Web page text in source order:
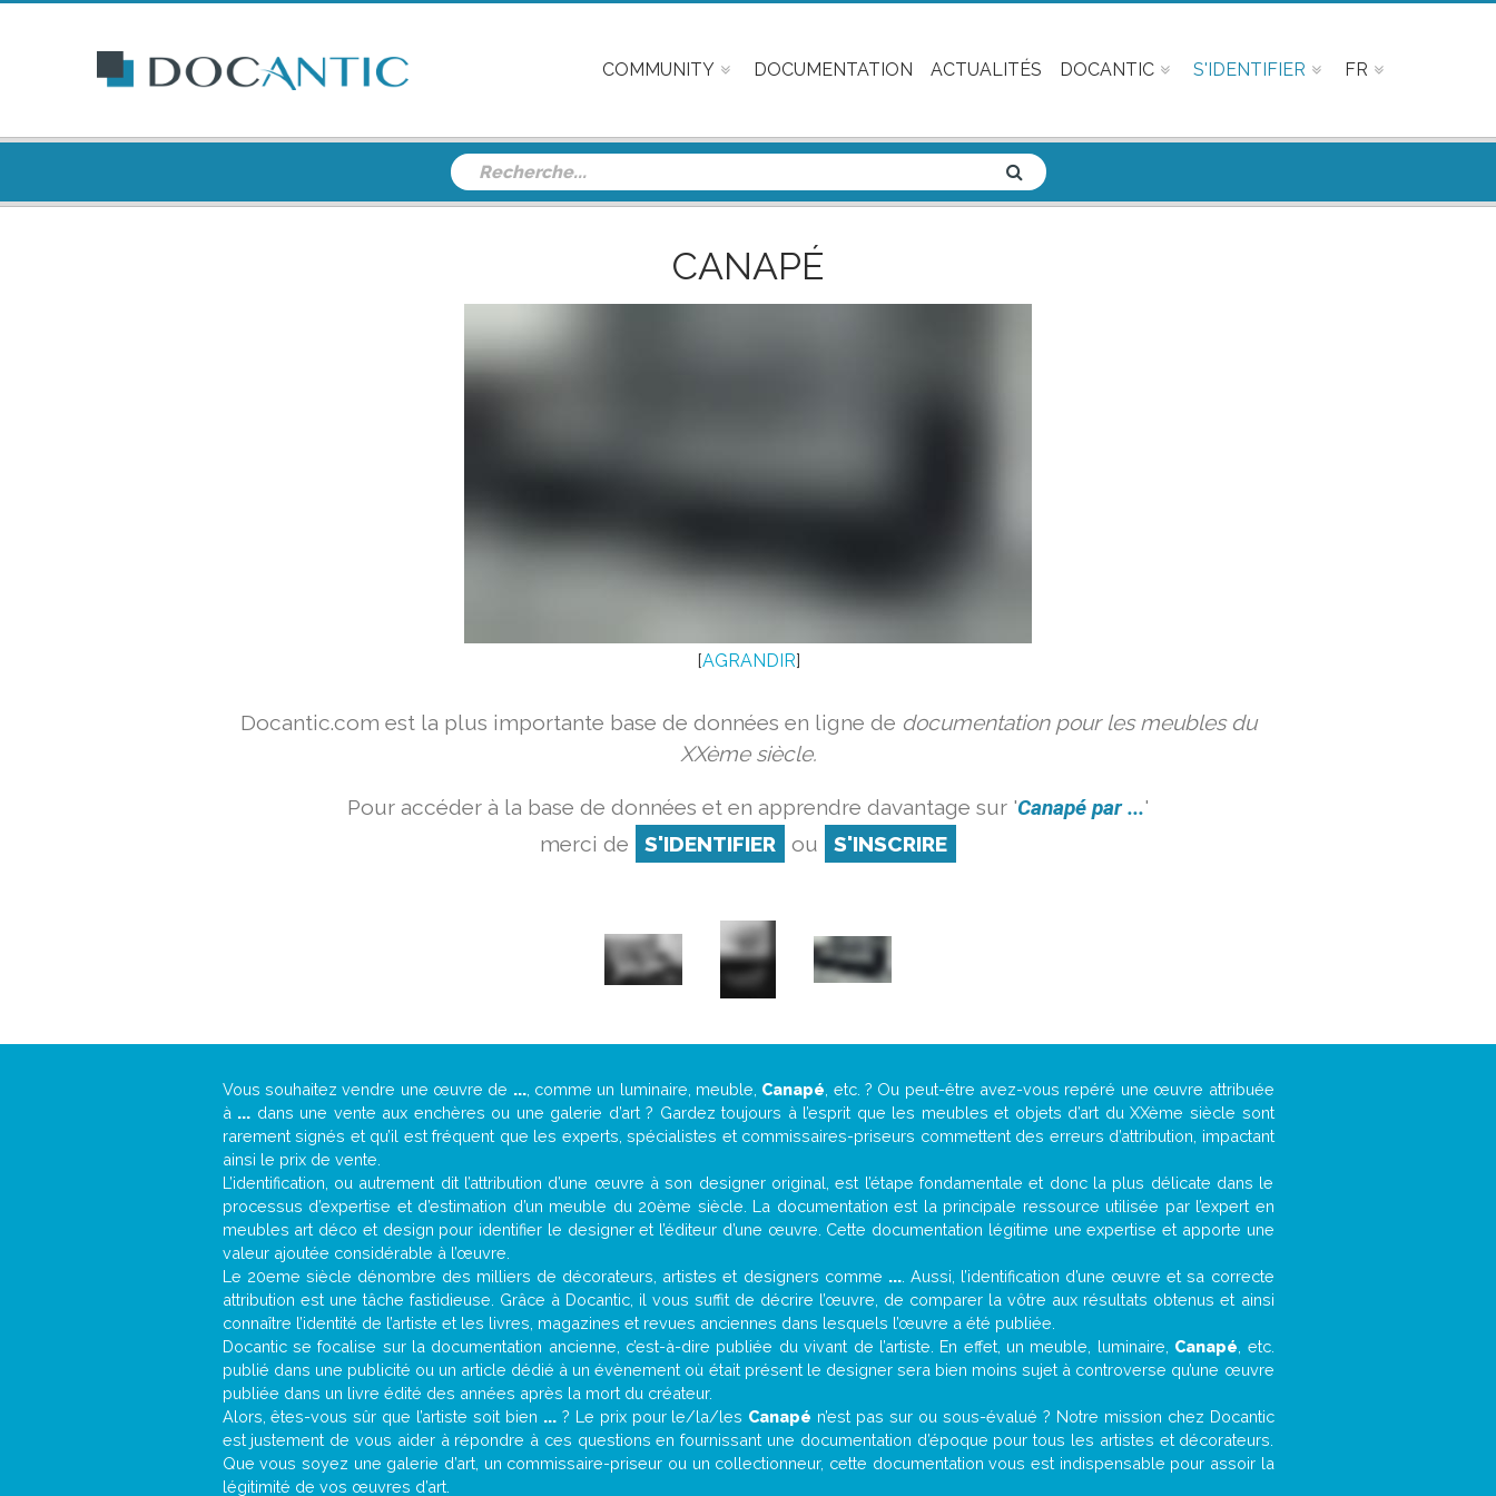
COMMUNITY DOCUMENTATION ACTUALITÉS DOCANTIC S'IDENTIFIER FR
CANAPÉ
[AGRANDIR]
Docantic.com est la plus importante base de données en ligne de documentation pour les meubles du
XXème siècle.
Pour accéder à la base de données et en apprendre davantage sur 'Canapé par ...'
merci de
S'IDENTIFIER ou S'INSCRIRE
Vous souhaitez vendre une œuvre de ..., comme un luminaire, meuble, Canapé , etc. ? Ou peut-être avez-vous repéré une œuvre attribuée
à ... dans une vente aux enchères ou une galerie d’art ? Gardez toujours à l’esprit que les meubles et objets d’art du XXème siècle sont
rarement signés et qu’il est fréquent que les experts, spécialistes et commissaires-priseurs commettent des erreurs d’attribution, impactant
ainsi le prix de vente.
L’identification, ou autrement dit l’attribution d’une œuvre à son designer original, est l’étape fondamentale et donc la plus délicate dans le
processus d’expertise et d’estimation d’un meuble du 20ème siècle. La documentation est la principale ressource utilisée par l’expert en
meubles art déco et design pour identifier le designer et l’éditeur d’une œuvre. Cette documentation légitime une expertise et apporte une
valeur ajoutée considérable à l’œuvre.
Le 20eme siècle dénombre des milliers de décorateurs, artistes et designers comme .... Aussi, l’identification d’une œuvre et sa correcte
attribution est une tâche fastidieuse. Grâce à Docantic, il vous suffit de décrire l’œuvre, de comparer la vôtre aux résultats obtenus et ainsi
connaître l’identité de l’artiste et les livres, magazines et revues anciennes dans lesquels l’œuvre a été publiée.
Docantic se focalise sur la documentation ancienne, c’est-à-dire publiée du vivant de l’artiste. En effet, un meuble, luminaire, Canapé , etc.
publié dans une publicité ou un article dédié à un évènement où était présent le designer sera bien moins sujet à controverse qu’une œuvre
publiée dans un livre édité des années après la mort du créateur.
Alors, êtes-vous sûr que l’artiste soit bien ...? Le prix pour le/la/les Canapé n’est pas sur ou sous-évalué ? Notre mission chez Docantic
est justement de vous aider à répondre à ces questions en fournissant une documentation d’époque pour tous les artistes et décorateurs.
Que vous soyez une galerie d’art, un commissaire-priseur ou un collectionneur, cette documentation vous est indispensable pour assoir la
légitimité de vos œuvres d’art.